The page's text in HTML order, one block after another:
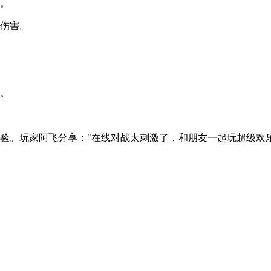
害。
。玩家阿飞分享："在线对战太刺激了，和朋友一起玩超级欢